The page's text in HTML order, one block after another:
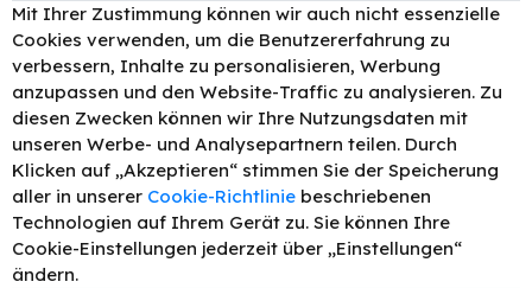
Original Canon CL-546XL /
8288B001 Tinte Color bis zu 300
Seiten 13ml Tri-Color
Druckleistung:300 27,84 € – +
Original Canon PGI-545XL CL-
546XL / 8286B006 Tinte Multicolor
Mit Ihrer Zustimmung können wir auch nicht essenzielle
Cookies verwenden, um die Benutzererfahrung zu
verbessern, Inhalte zu personalisieren, Werbung
anzupassen und den Website-Traffic zu analysieren. Zu
diesen Zwecken können wir Ihre Nutzungsdaten mit
unseren Werbe- und Analysepartnern teilen. Durch
Klicken auf „Akzeptieren“ stimmen Sie der Speicherung
aller in unserer Cookie-Richtlinie beschriebenen
Technologien auf Ihrem Gerät zu. Sie können Ihre
Cookie-Einstellungen jederzeit über „Einstellungen“
ändern.